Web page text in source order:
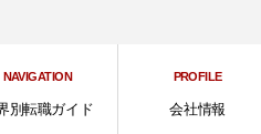
NAVIGATION
別転職ガイド
PROFILE
会社情報